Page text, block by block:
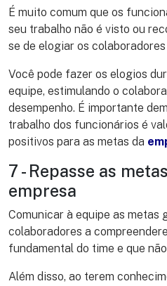
É muito comum que os
seu trabalho não é visto ou
se de elogiar os
Você pode fazer os elogios
equipe, estimulando o
desempenho. É importante
trabalho dos funcionários é
positivos para as metas da
7 - Repasse as
empresa
Comunicar à equipe as metas
colaboradores a
fundamental do time e que
Além disso, ao terem